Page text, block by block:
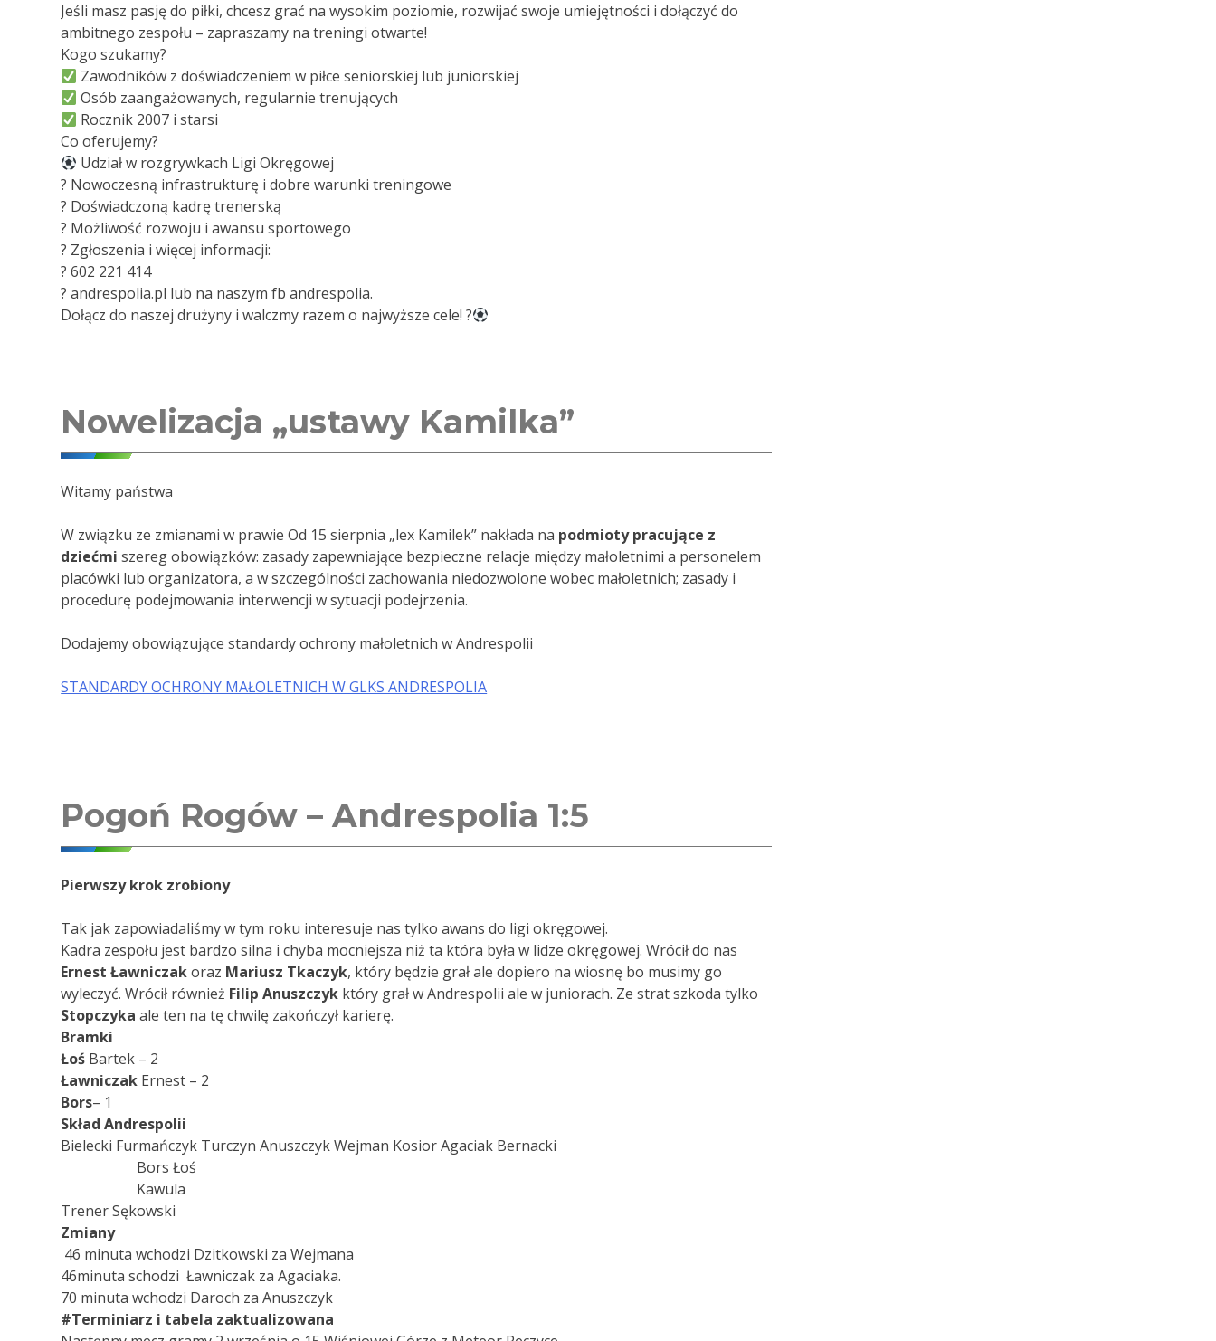
Jeśli masz pasję do piłki, chcesz grać na wysokim poziomie, rozwijać swoje umiejętności i dołączyć do
ambitnego zespołu – zapraszamy na treningi otwarte!
Kogo szukamy?
Zawodników z doświadczeniem w piłce seniorskiej lub juniorskiej
Osób zaangażowanych, regularnie trenujących
Rocznik 2007 i starsi
Co oferujemy?
Udział w rozgrywkach Ligi Okręgowej
? Nowoczesną infrastrukturę i dobre warunki treningowe
? Doświadczoną kadrę trenerską
? Możliwość rozwoju i awansu sportowego
? Zgłoszenia i więcej informacji:
? ‭602 221 414‬
? andrespolia.pl lub na naszym fb andrespolia.
Dołącz do naszej drużyny i walczmy razem o najwyższe cele! ?
Nowelizacja „ustawy Kamilka”
Witamy państwa
W związku ze zmianami w prawie Od 15 sierpnia „lex Kamilek” nakłada na podmioty pracujące z
dziećmi szereg obowiązków: zasady zapewniające bezpieczne relacje między małoletnimi a personelem
placówki lub organizatora, a w szczególności zachowania niedozwolone wobec małoletnich; zasady i
procedurę podejmowania interwencji w sytuacji podejrzenia.
Dodajemy obowiązujące standardy ochrony małoletnich w Andrespolii
STANDARDY OCHRONY MAŁOLETNICH W GLKS ANDRESPOLIA
Pogoń Rogów – Andrespolia 1:5
Pierwszy krok zrobiony
Tak jak zapowiadaliśmy w tym roku interesuje nas tylko awans do ligi okręgowej.
Kadra zespołu jest bardzo silna i chyba mocniejsza niż ta która była w lidze okręgowej. Wrócił do nas
Ernest Ławniczakoraz Mariusz Tkaczyk, który będzie grał ale dopiero na wiosnę bo musimy go
wyleczyć. Wrócił również Filip Anuszczyk który grał w Andrespolii ale w juniorach. Ze strat szkoda tylko
Stopczyka ale ten na tę chwilę zakończył karierę.
Bramki
Łoś Bartek – 2
Ławniczak Ernest – 2
Bors– 1
Skład Andrespolii
Bielecki Furmańczyk Turczyn Anuszczyk Wejman Kosior Agaciak Bernacki
Bors Łoś
Kawula
Trener Sękowski
Zmiany
46 minuta wchodzi Dzitkowski za Wejmana
46minuta schodzi Ławniczak za Agaciaka.
70 minuta wchodzi Daroch za Anuszczyk
#Terminiarz i tabela zaktualizowana